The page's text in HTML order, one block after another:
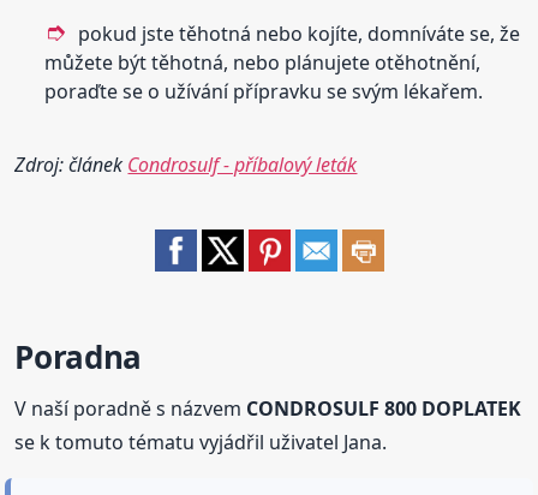
pokud jste těhotná nebo kojíte, domníváte se, že
můžete být těhotná, nebo plánujete otěhotnění,
poraďte se o užívání přípravku se svým lékařem.
Zdroj: článek Condrosulf - příbalový leták
Poradna
V naší poradně s názvem CONDROSULF 800 DOPLATEK
se k tomuto tématu vyjádřil uživatel Jana.